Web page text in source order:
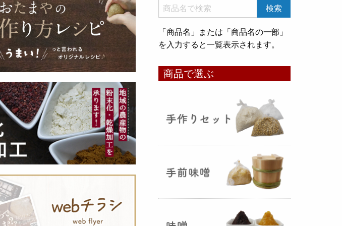
プをリリース致しました。何処へ
でも持ち運びが出来て、非常に便
利です！
た！（2025年08月12日）
お米5kg貯蔵用アルミ袋が完
成しました！完全オリジナルで特
別な仕様でお米の美味しさをその
ままキープ！酸化防止と長期保存
を可能にしました！
「商品名」または「商品名の一部」
を入力すると一覧表示されます。
商品で選ぶ